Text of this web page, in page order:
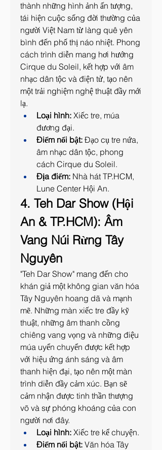
thành những hình ảnh ấn tượng,
tái hiện cuộc sống đời thường của
người Việt Nam từ làng quê yên
bình đến phố thị náo nhiệt. Phong
cách trình diễn mang hơi hướng
Cirque du Soleil, kết hợp với âm
nhạc dân tộc và điện tử, tạo nên
một trải nghiệm nghệ thuật đầy mới
lạ.
Loại hình: Xiếc tre, múa
đương đại.
Điểm nổi bật: Đạo cụ tre nứa,
âm nhạc dân tộc, phong
cách Cirque du Soleil.
Địa điểm: Nhà hát TP.HCM,
Lune Center Hội An.
4. Teh Dar Show (Hội
An & TP.HCM): Âm
Vang Núi Rừng Tây
Nguyên
"Teh Dar Show" mang đến cho
khán giả một không gian văn hóa
Tây Nguyên hoang dã và mạnh
mẽ. Những màn xiếc tre đầy kỹ
thuật, những âm thanh cồng
chiêng vang vọng và những điệu
múa uyển chuyển được kết hợp
với hiệu ứng ánh sáng và âm
thanh hiện đại, tạo nên một màn
trình diễn đầy cảm xúc. Bạn sẽ
cảm nhận được tinh thần thượng
võ và sự phóng khoáng của con
người nơi đây.
Loại hình: Xiếc tre kể chuyện.
Điểm nổi bật: Văn hóa Tây